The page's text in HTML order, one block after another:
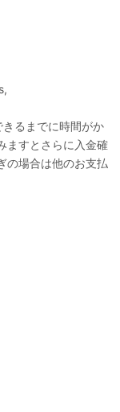
るまでに時間がか
ますとさらに入金確
の場合は他のお支払